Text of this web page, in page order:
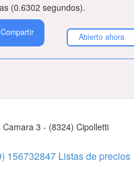
(0.6302 segundos).
Compartir Abierto ahora
3 - (8324) Cipolletti
156732847 Listas de precios